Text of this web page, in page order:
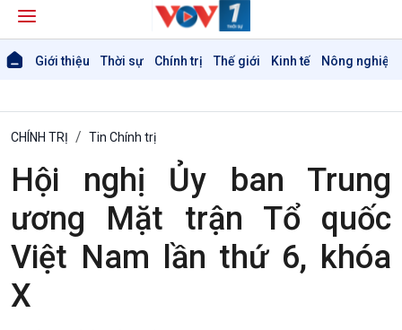
Giới thiệu Thời sự Chính trị Thế giới Kinh tế Nông nghiệp
CHÍNH TRỊ Tin Chính trị
Hội nghị Ủy ban Trung
ương Mặt trận Tổ quốc
Việt Nam lần thứ 6, khóa
X